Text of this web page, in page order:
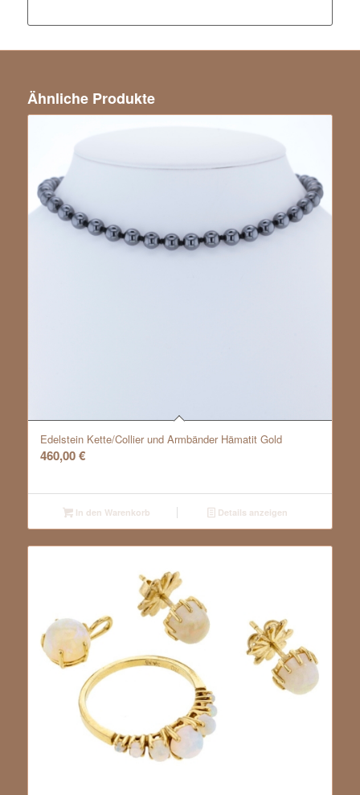
Ähnliche Produkte
Edelstein Kette/Collier und Armbänder Hämatit Gold
460,00€
In den Warenkorb Details anzeigen